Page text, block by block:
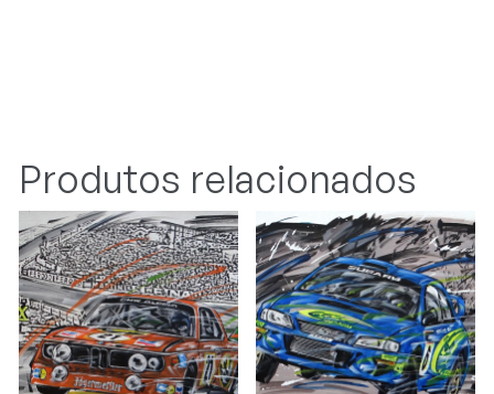
Produtos relacionados